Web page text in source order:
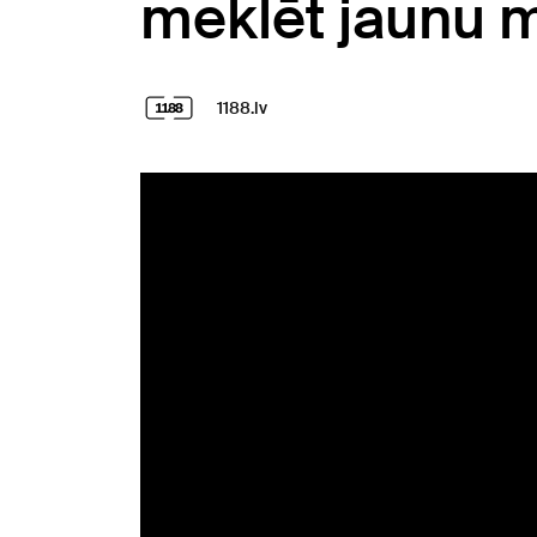
meklēt jaunu
1188.lv